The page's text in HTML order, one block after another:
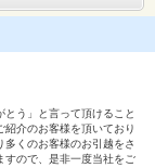
う」と言って頂けること
介のお客様を頂いており
くのお客様のお引越をさ
すので、是非一度当社をご